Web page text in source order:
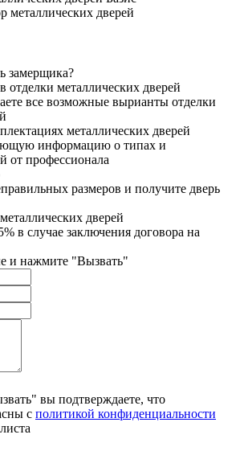
металлических дверей
замерщика?
все возможные вырианты отделки
информацию о типах и
от профессионала
размеров и получите дверь
в случае заключения договора на
и нажмите "Вызвать"
вы подтверждаете, что
с политикой конфиденциальности